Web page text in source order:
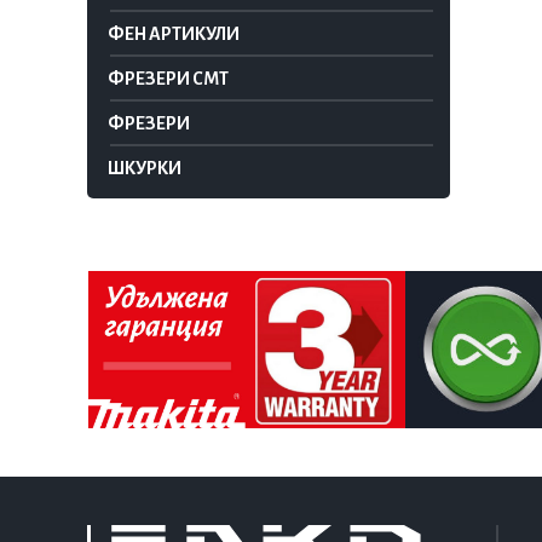
ФЕН АРТИКУЛИ
ФРЕЗЕРИ CMT
ФРЕЗЕРИ
ШКУРКИ